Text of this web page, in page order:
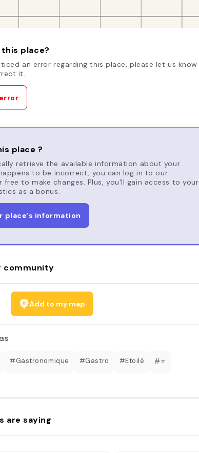
place?
an error regarding this place, please let us know
it.
place ?
retrieve the available information about your
to be incorrect, you can log in to our
free to make changes. Plus, you'll gain access to your
as a bonus.
place's information
community
Add to my map
#Gastronomique #Gastro #Etoilé #⭐️
are saying